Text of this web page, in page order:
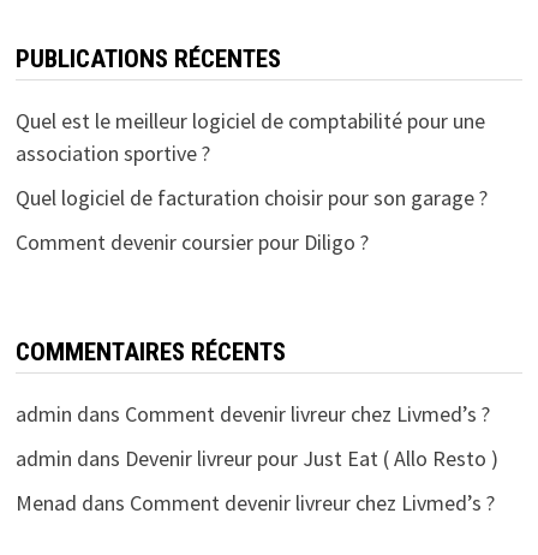
PUBLICATIONS RÉCENTES
Quel est le meilleur logiciel de comptabilité pour une
association sportive ?
Quel logiciel de facturation choisir pour son garage ?
Comment devenir coursier pour Diligo ?
COMMENTAIRES RÉCENTS
admin dans Comment devenir livreur chez Livmed’s ?
admin dans Devenir livreur pour Just Eat ( Allo Resto )
Menad dans Comment devenir livreur chez Livmed’s ?